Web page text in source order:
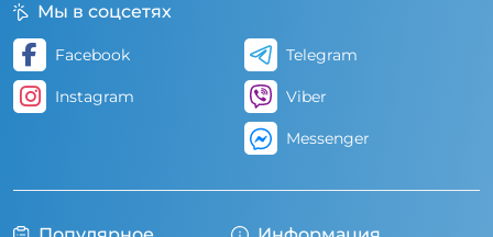
Мы в соцсетях
Facebook
Instagram
Telegram
Viber
Messenger